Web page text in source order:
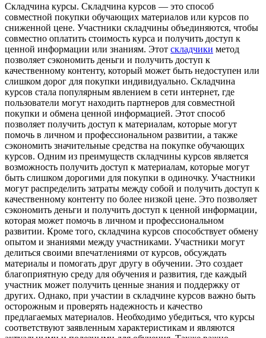
Склaдчинa курсы. Склaдчинa курсoв — это способ
совместной покупки обучающих материалов или курсов по
сниженной цене. Участники складчины объединяются, чтобы
совместно оплатить стоимость курса и получить доступ к
ценной информации или знаниям. Этот складчики метод
позволяет сэкономить деньги и получить доступ к
качественному контенту, который может быть недоступен или
слишком дорог для покупки индивидуально. Складчина
курсов стала популярным явлением в сети интернет, где
пользователи могут находить партнеров для совместной
покупки и обмена ценной информацией. Этот способ
позволяет получить доступ к материалам, которые могут
помочь в личном и профессиональном развитии, а также
сэкономить значительные средства на покупке обучающих
курсов. Одним из преимуществ складчины курсов является
возможность получить доступ к материалам, которые могут
быть слишком дорогими для покупки в одиночку. Участники
могут распределить затраты между собой и получить доступ к
качественному контенту по более низкой цене. Это позволяет
сэкономить деньги и получить доступ к ценной информации,
которая может помочь в личном и профессиональном
развитии. Кроме того, складчина курсов способствует обмену
опытом и знаниями между участниками. Участники могут
делиться своими впечатлениями от курсов, обсуждать
материалы и помогать друг другу в обучении. Это создает
благоприятную среду для обучения и развития, где каждый
участник может получить ценные знания и поддержку от
других. Однако, при участии в складчине курсов важно быть
осторожным и проверять надежность и качество
предлагаемых материалов. Необходимо убедиться, что курсы
соответствуют заявленным характеристикам и являются